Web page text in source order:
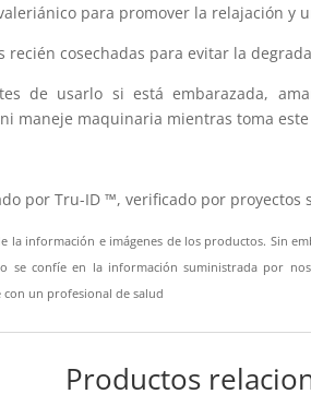
para promover la relajación y
cosechadas para evitar la
de usarlo si está embarazada,
maneje maquinaria mientras toma
por Tru-ID ™, verificado por proyectos
la información e imágenes de los productos. Sin
se confíe en la información suministrada por
un profesional de salud
Productos